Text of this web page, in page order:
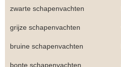
zwarte schapenvachten
grijze schapenvachten
bruine schapenvachten
bonte schapenvachten